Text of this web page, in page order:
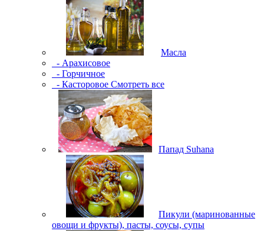
Масла
- Арахисовое
- Горчичное
- Касторовое Смотреть все
Папад Suhana
Пикули (маринованные
овощи и фрукты), пасты, соусы, супы